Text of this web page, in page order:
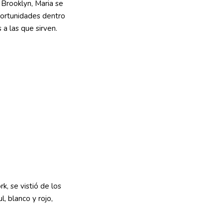
Maria se
dentro
las que sirven.
se vistió de los
blanco y rojo,